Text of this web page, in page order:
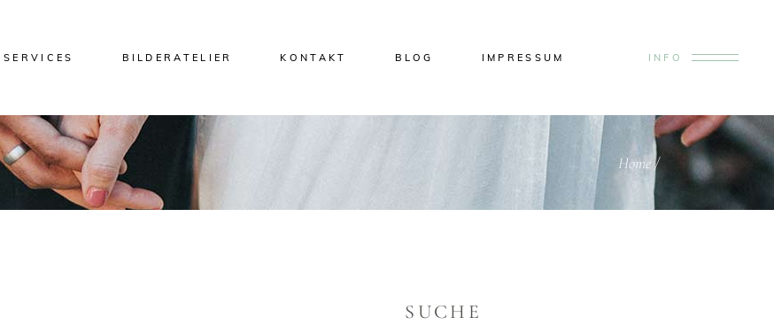
SERVICES BILDERATELIER KONTAKT BLOG IMPRESSUM INFO
Home/
SUCHE